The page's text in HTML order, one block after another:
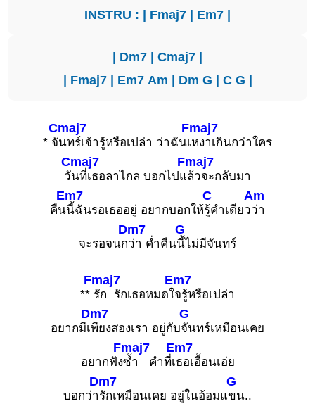
INSTRU : | Fmaj7 | Em7 |
| Dm7 | Cmaj7 |
| Fmaj7| Em7 Am | Dm G | C G |
* จั
Cmaj7
นทร์เจ้ารู้หรือเปล่า ว่าฉันเ
Fmaj7
หงาเกินกว่าใคร
วั
Cmaj7
นที่เธอลาไกล บอกไปแ
Fmaj7
ล้วจะกลับมา
คืน
Em7
นี้ฉันรอเธออยู่ อยากบอกให้
C
รู้คำเดียว
Am
ว่า
จะรอจนก
Dm7
ว่า ค่ำคืน
G
นี้ไม่มีจันทร์
**
Fmaj7
รัก รักเธอหมดใ
Em7
จรู้หรือเปล่า
อยากมีเ
Dm7
พียงสองเรา อยู่กับ
G
จันทร์เหมือนเคย
อยากฟัง
Fmaj7
ซ้ำ คำที่เ
Em7
ธอเอื้อนเอ่ย
บอกว่า
Dm7
รักเหมือนเคย อยู่ในอ้อมแ
G
ขน..